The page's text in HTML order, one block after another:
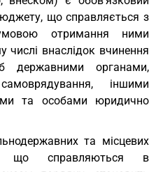
що справляється з
отримання ними
числі внаслідок вчинення
державними органами,
іншими
та особами юридично
та місцевих
що справляються в